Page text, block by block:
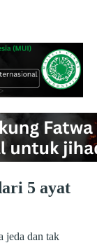
5 ayat
jeda dan tak